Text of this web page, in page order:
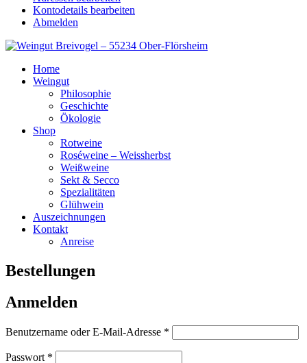
Kontodetails bearbeiten
Abmelden
Home
Weingut
Philosophie
Geschichte
Ökologie
Shop
Rotweine
Roséweine – Weissherbst
Weißweine
Sekt & Secco
Spezialitäten
Glühwein
Auszeichnungen
Kontakt
Anreise
Bestellungen
Anmelden
Benutzername oder E-Mail-Adresse *
Passwort *